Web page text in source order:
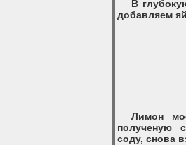
В
добавляем
Лимон
полученую
соду, снова